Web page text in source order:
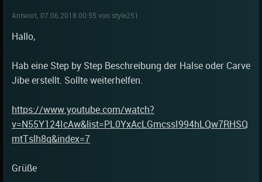
Antwort, 07.06.2018 00:55 von style251
Hallo,
Hab eine Step by Step Beschreibung der Halse oder Carve
Jibe erstellt. Sollte weiterhelfen.
https://www.youtube.com/watch?
v=N55Y124IcAw&list=PL0YxAcLGmcssI994hLQw7RHSQ
mtTslh8q&index=7
Grüße